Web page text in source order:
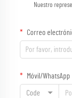
Nuestro
Correo
Móvil/WhatsApp
Code